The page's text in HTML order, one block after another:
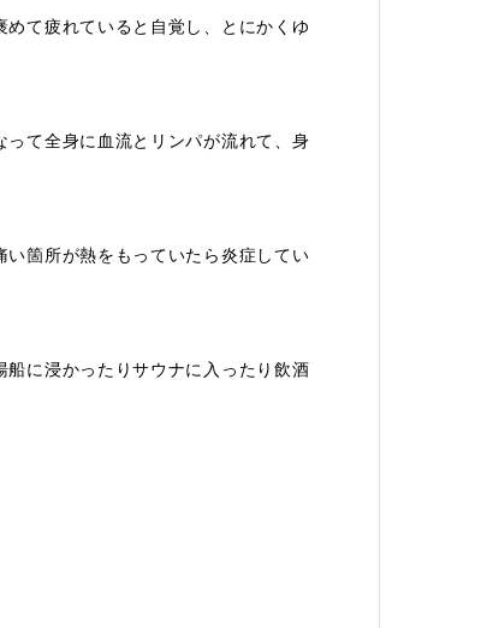
めて疲れていると自覚し、とにかくゆ
て全身に血流とリンパが流れて、身
い箇所が熱をもっていたら炎症してい
に浸かったりサウナに入ったり飲酒